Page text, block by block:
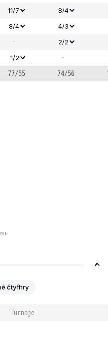
11/7
8/4
8/4
4/3
-
2/2
1/2
-
77/55 74/56
čtyřhry
Turnaje